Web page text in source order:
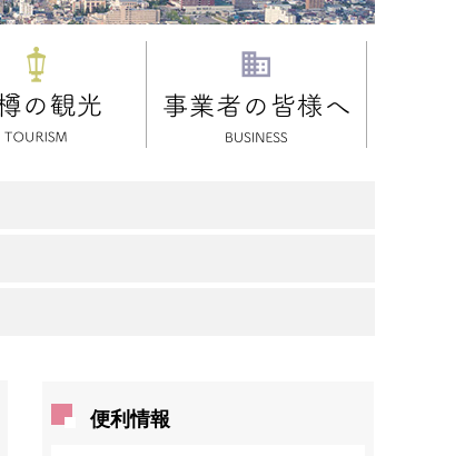
便利情報